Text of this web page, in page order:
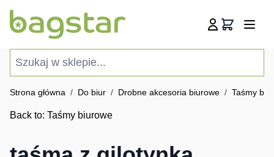
Koszyk
Strona główna / Do biur / Drobne akcesoria biurowe / Taśmy
Back to: Taśmy biurowe